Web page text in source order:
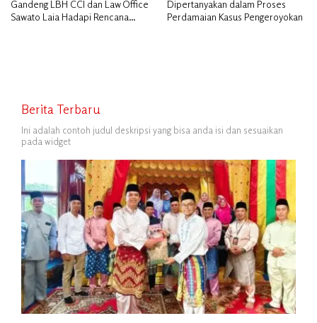
Gandeng LBH CCI dan Law Office
Sawato Laia Hadapi Rencana
Dipertanyakan dalam Proses
Perdamaian Kasus Pengeroyokan
Berita Terbaru
Ini adalah contoh judul deskripsi yang bisa anda isi dan sesuaikan
pada widget